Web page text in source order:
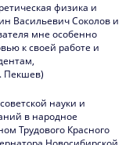
физика и
Васильевич Соколов и
мне особенно
к своей работе и
Пекшев)
науки и
в народное
Трудового Красного